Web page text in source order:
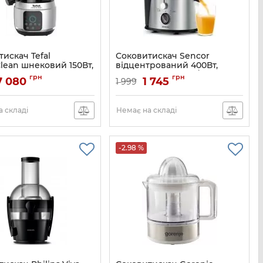
Tefal
шнековий 150Вт,
жмих-0.8л,
сріблясто-чорний
080 грн
складі
Соковитискач Sencor
відцентрований 400Вт,
жмих-1.2л, пластик/метал,
сірий
Артикул: SJE741SS
1 999 1 745 грн
Немає на складі
-2.98 %